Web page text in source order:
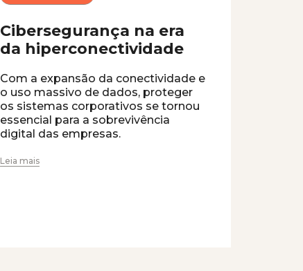
Cibersegurança na era
da hiperconectividade
Com a expansão da conectividade e
o uso massivo de dados, proteger
os sistemas corporativos se tornou
essencial para a sobrevivência
digital das empresas.
Leia mais